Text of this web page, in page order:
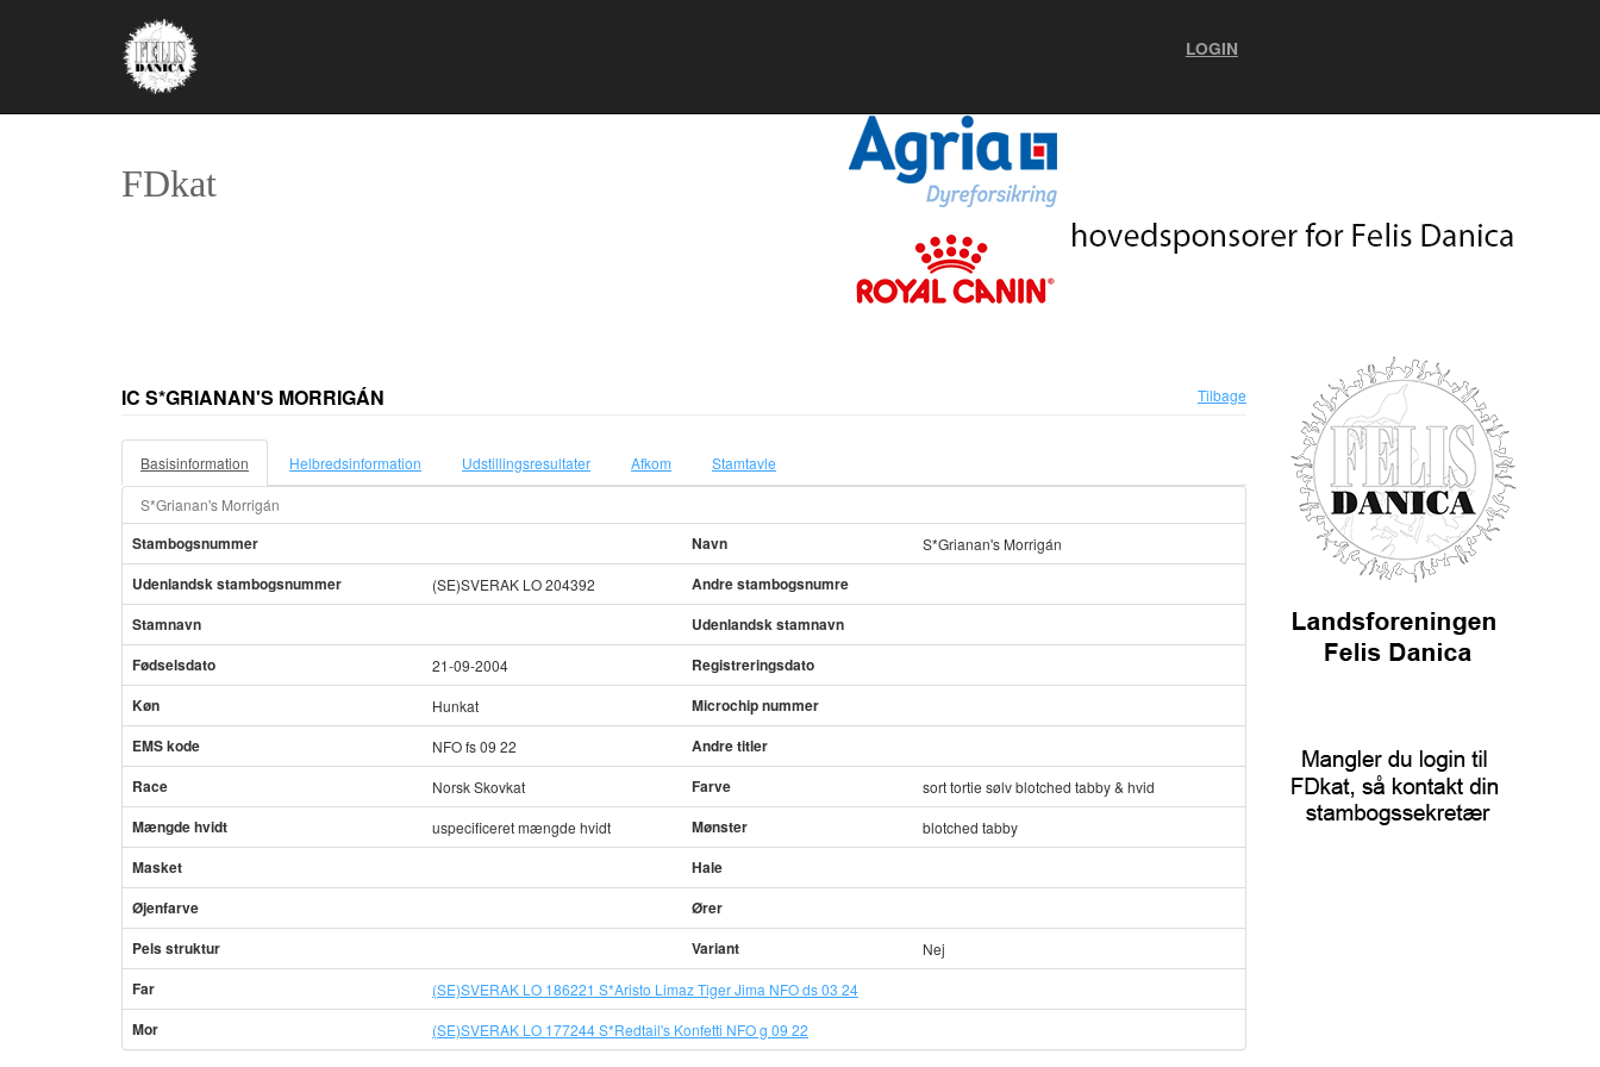
LOGIN
FDkat
IC S*GRIANAN'S MORRIGÁN Tilbage
Basisinformation Helbredsinformation Udstillingsresultater Afkom Stamtavle
S*Grianan's Morrigán
Stambogsnummer Navn S*Grianan's Morrigán
Udenlandsk stambogsnummer (SE)SVERAK LO 204392
Andre stambogsnumre
Stamnavn
Udenlandsk stamnavn
Fødselsdato
21-09-2004
Registreringsdato
Køn
Hunkat
Microchip nummer
EMS kode
NFO fs 09 22
Andre titler
Race
Norsk Skovkat Farve sort tortie sølv blotched tabby & hvid
Mængde hvidt uspecificeret mængde hvidt Mønster blotched tabby
Masket
Hale
Øjenfarve
Ører
Pels struktur
Variant Nej
Far (SE)SVERAK LO 186221 S*Aristo Limaz Tiger Jima NFO ds 03 24
Mor (SE)SVERAK LO 177244 S*Redtail's Konfetti NFO g 09 22